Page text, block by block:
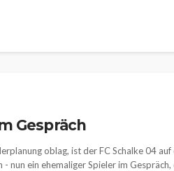
Gespräch
oblag, ist der FC Schalke 04 auf
nun ein ehemaliger Spieler im Gespräch,